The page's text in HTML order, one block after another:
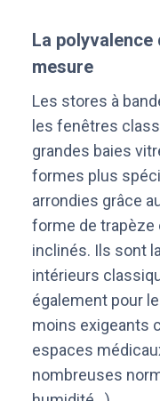
La
mesure
Les stores à
les fenêtres
grandes baies
formes plus
arrondies grâce
forme de trapèze
inclinés. Ils sont
intérieurs
également pour
moins exigeants
espaces
nombreuses